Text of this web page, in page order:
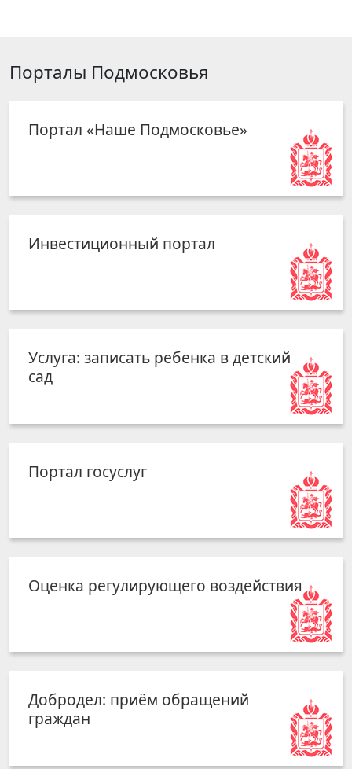
Порталы Подмосковья
Портал «Наше Подмосковье»
Инвестиционный портал
Услуга: записать ребенка в детский
сад
Портал госуслуг
Оценка регулирующего воздействия
Добродел: приём обращений
граждан